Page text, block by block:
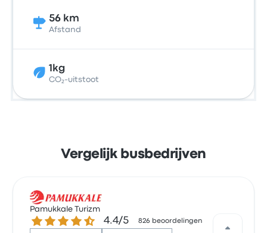
56 km
Afstand
1kg
CO₂-uitstoot
Vergelijk busbedrijven
Pamukkale Turizm
4.4 van de 5 sterren
4.4/5 826 beoordelingen